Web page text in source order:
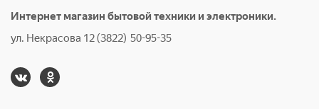
Интернет магазин бытовой техники и электроники.
ул. Некрасова 12 (3822) 50-95-35